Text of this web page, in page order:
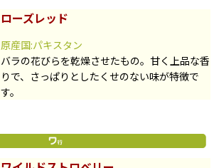
ローズレッド
原産国:パキスタン
バラの花びらを乾燥させたもの。甘く上品な香
りで、さっぱりとしたくせのない味が特徴で
す。